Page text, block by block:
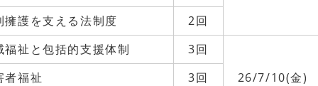
擁護を支える法制度
2回
福祉と包括的支援体制
3回
26/7/10(金)
者福祉
3回